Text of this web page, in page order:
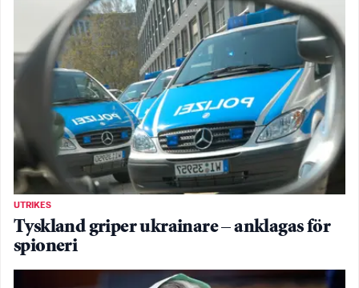
UTRIKES
Tyskland griper ukrainare – anklagas för
spioneri